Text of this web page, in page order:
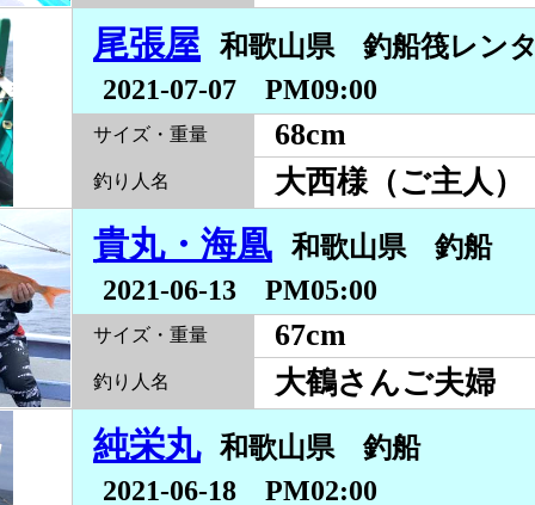
尾張屋
和歌山県 釣船筏レ
2021-07-07 PM09:00
サイズ・重量 68cm
釣り人名 大西様（ご主人）
貴丸・海凰
和歌山県 釣船
2021-06-13 PM05:00
サイズ・重量 67cm
釣り人名 大鶴さんご夫婦
純栄丸
和歌山県 釣船
2021-06-18 PM02:00